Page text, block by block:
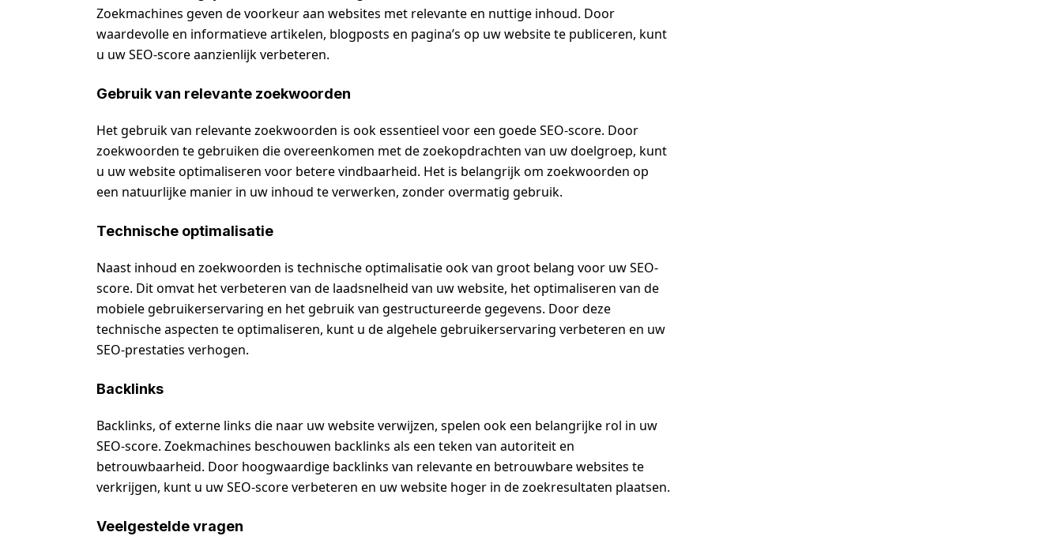
Zoekmachines geven de voorkeur aan websites met relevante en nuttige inhoud. Door
waardevolle en informatieve artikelen, blogposts en pagina’s op uw website te publiceren, kunt
u uw SEO-score aanzienlijk verbeteren.
Gebruik van relevante zoekwoorden
Het gebruik van relevante zoekwoorden is ook essentieel voor een goede SEO-score. Door
zoekwoorden te gebruiken die overeenkomen met de zoekopdrachten van uw doelgroep, kunt
u uw website optimaliseren voor betere vindbaarheid. Het is belangrijk om zoekwoorden op
een natuurlijke manier in uw inhoud te verwerken, zonder overmatig gebruik.
Technische optimalisatie
Naast inhoud en zoekwoorden is technische optimalisatie ook van groot belang voor uw SEO-
score. Dit omvat het verbeteren van de laadsnelheid van uw website, het optimaliseren van de
mobiele gebruikerservaring en het gebruik van gestructureerde gegevens. Door deze
technische aspecten te optimaliseren, kunt u de algehele gebruikerservaring verbeteren en uw
SEO-prestaties verhogen.
Backlinks
Backlinks, of externe links die naar uw website verwijzen, spelen ook een belangrijke rol in uw
SEO-score. Zoekmachines beschouwen backlinks als een teken van autoriteit en
betrouwbaarheid. Door hoogwaardige backlinks van relevante en betrouwbare websites te
verkrijgen, kunt u uw SEO-score verbeteren en uw website hoger in de zoekresultaten plaatsen.
Veelgestelde vragen